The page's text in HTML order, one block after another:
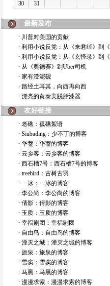
最新发布
· 川普对美国的贡献
· 利用小说反党：从《来君绰》到《
· 利用小说反党：从《玄怪录》到《
· 从《奥德赛》到Uber司机
· 家有澄泥砚
· 路经土耳其，向西再向西
· 漂亮的黄泰美脱胎漆器
友好链接
· 老礁：孤礁絮语
· Siubuding：少不丁的博客
· 华蓥：华蓥的博客
· 云乡客：云乡客的博客
· 西石槽7号：西石槽7号的博客
· treebird：古树古羽
· 一冰：一冰的博客
· 李公尚：李公尚的博客
· 倩影：倩影的博客
· 玉质：玉质的博客
· 幸福剧团：幸福剧团
· 自由鸟：自由鸟的博客
· 湮灭之城：湮灭之城的博客
· 旅泉：旅泉的博客
· 雪窦：雪窦的博客
· 马黑：马黑的博客
· 漫漫求索：漫漫求索的博客